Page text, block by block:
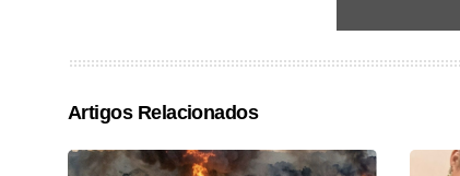
Artigos Relacionados